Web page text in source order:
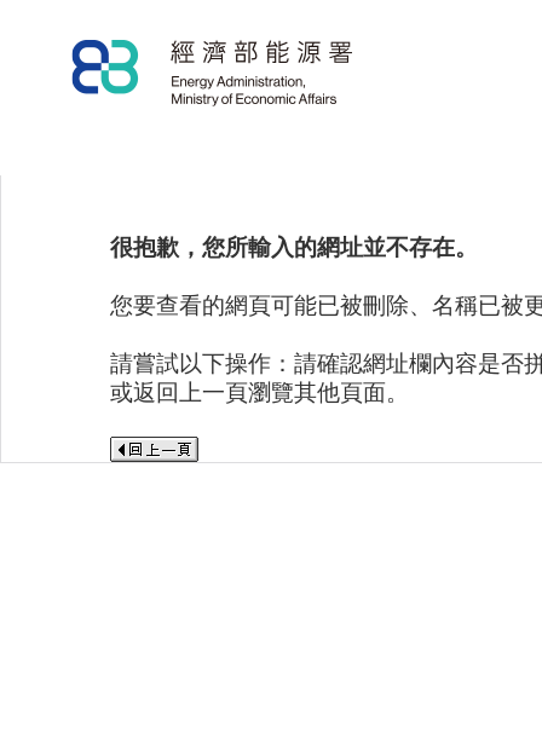
很抱歉，您所輸入的網址並不存在。
您要查看的網頁可能已被刪除、名稱已被
請嘗試以下操作：請確認網址欄內容是否
或返回上一頁瀏覽其他頁面。